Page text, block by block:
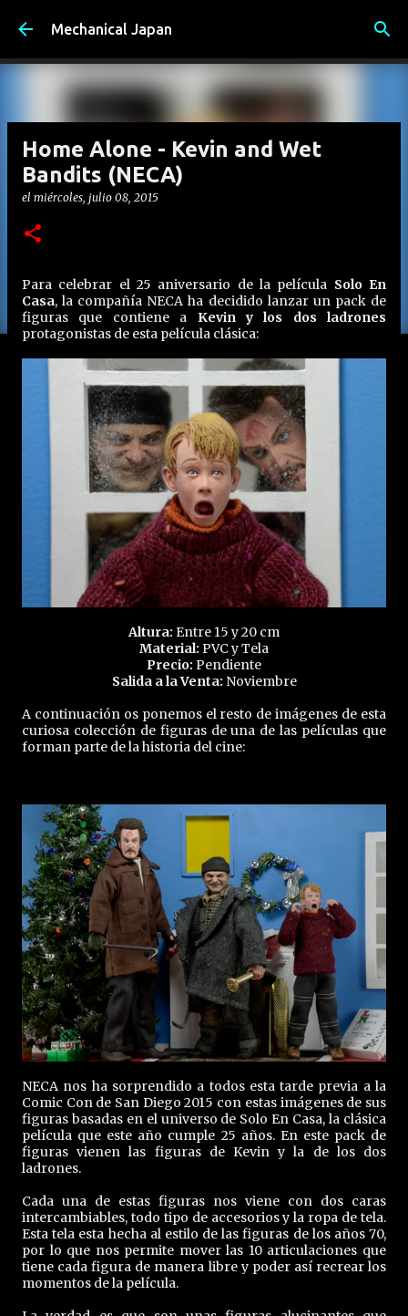
Ir al contenido principal
Mechanical Japan
Home Alone - Kevin and Wet
Bandits (NECA)
el miércoles, julio 08, 2015
Para celebrar el 25 aniversario de la película Solo En
Casa, la compañía NECA ha decidido lanzar un pack de
figuras que contiene a Kevin y los dos ladrones
protagonistas de esta película clásica:
Altura: Entre 15 y 20 cm
Material: PVC y Tela
Precio: Pendiente
Salida a la Venta: Noviembre
A continuación os ponemos el resto de imágenes de esta
curiosa colección de figuras de una de las películas que
forman parte de la historia del cine:
NECA nos ha sorprendido a todos esta tarde previa a la
Comic Con de San Diego 2015 con estas imágenes de sus
figuras basadas en el universo de Solo En Casa, la clásica
película que este año cumple 25 años. En este pack de
figuras vienen las figuras de Kevin y la de los dos
ladrones.
Cada una de estas figuras nos viene con dos caras
intercambiables, todo tipo de accesorios y la ropa de tela.
Esta tela esta hecha al estilo de las figuras de los años 70,
por lo que nos permite mover las 10 articulaciones que
tiene cada figura de manera libre y poder así recrear los
momentos de la película.